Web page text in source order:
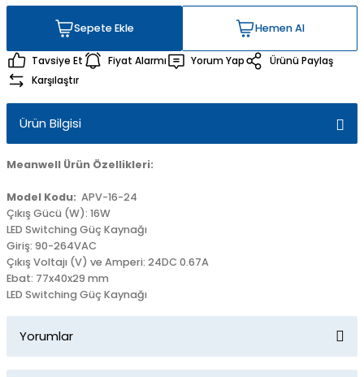
Sepete Ekle
Hemen Al
Hemen Al
Tavsiye Et Fiyat Alarmı Yorum Yap
Ürünü Paylaş
Karşılaştır
Ürün Bilgisi
Meanwell Ürün Özellikleri:
Model Kodu: APV-16-24
Çıkış Gücü (W): 16W
LED Switching Güç Kaynağı
Giriş: 90-264VAC
Çıkış Voltajı (V) ve Amperi: 24DC 0.67A
Ebat: 77x40x29 mm
LED Switching Güç Kaynağı
Yorumlar